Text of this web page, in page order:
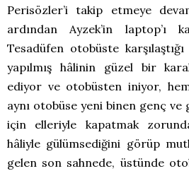
Perisözler’i takip etmeye
ardından Ayzek’in laptop’ı
Tesadüfen otobüste
yapılmış hâlinin güzel bir
ediyor ve otobüsten iniyor,
aynı otobüse yeni binen genç ve
için elleriyle kapatmak
hâliyle gülümsediğini görüp
gelen son sahnede, üstünde